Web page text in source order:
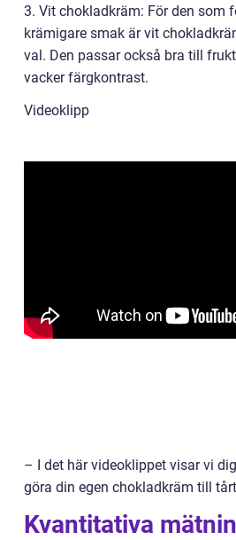
3. Vit chokladkräm: För den som
krämigare smak är vit
val. Den passar också bra till
vacker färgkontrast.
Videoklipp
– I det här videoklippet visar vi
göra din egen chokladkräm till
Kvantitativa